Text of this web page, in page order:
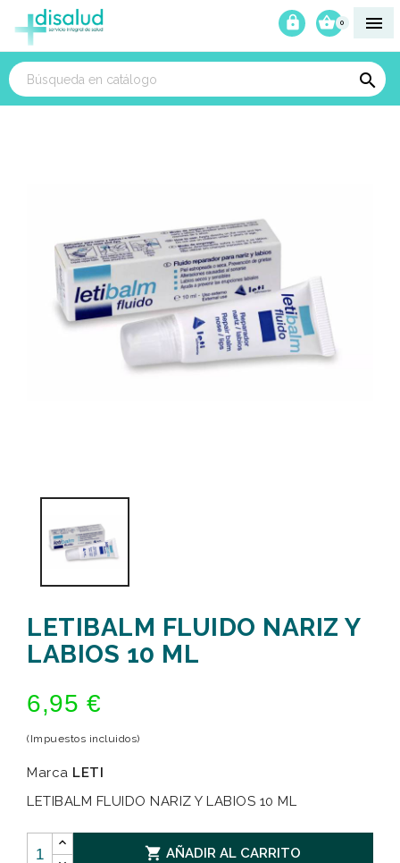

0



LETIBALM FLUIDO NARIZ Y
LABIOS 10 ML
6,95 €
(Impuestos incluidos)
Marca LETI
LETIBALM FLUIDO NARIZ Y LABIOS 10 ML
 AÑADIR AL CARRITO